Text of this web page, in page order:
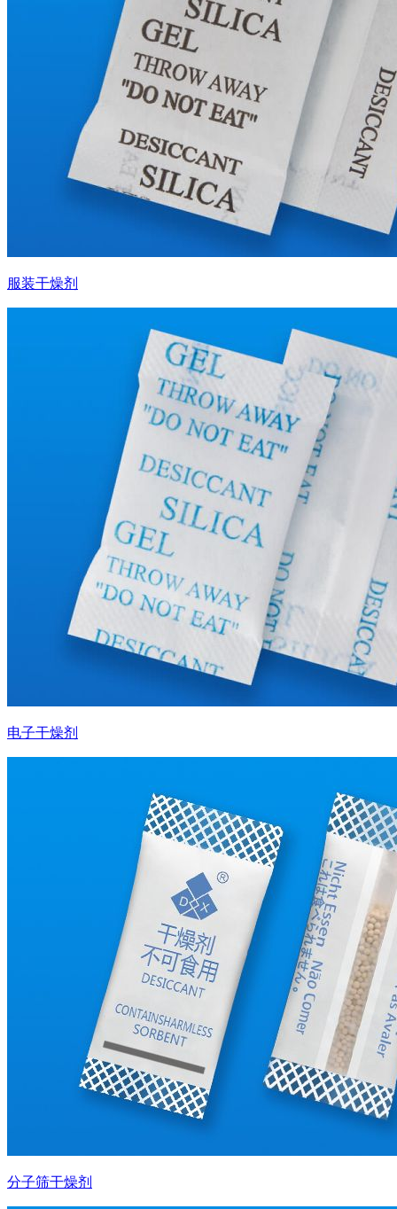
服装干燥剂
电子干燥剂
分子筛干燥剂